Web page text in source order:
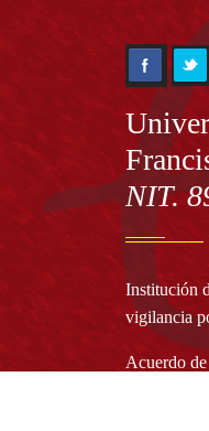
NIT.
Institución
vigilancia
Acuerdo